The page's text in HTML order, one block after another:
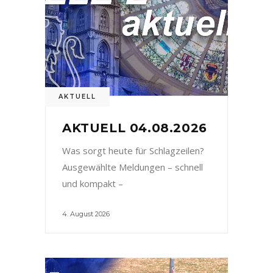
AKTUELL
AKTUELL 04.08.2026
Was sorgt heute für Schlagzeilen?
Ausgewählte Meldungen – schnell
und kompakt –
4. August 2026